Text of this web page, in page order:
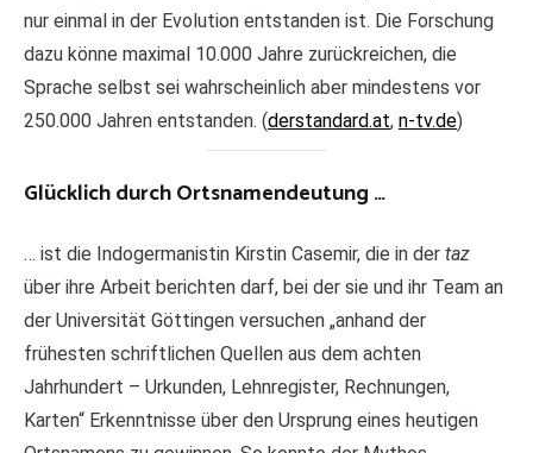
nur einmal in der Evolution entstanden ist. Die Forschung
dazu könne maximal 10.000 Jahre zurückreichen, die
Sprache selbst sei wahrscheinlich aber mindestens vor
250.000 Jahren entstanden. (derstandard.at, n-tv.de)
Glücklich durch Ortsnamendeutung …
… ist die Indogermanistin Kirstin Casemir, die in der taz
über ihre Arbeit berichten darf, bei der sie und ihr Team an
der Universität Göttingen versuchen „anhand der
frühesten schriftlichen Quellen aus dem achten
Jahrhundert – Urkunden, Lehnregister, Rechnungen,
Karten“ Erkenntnisse über den Ursprung eines heutigen